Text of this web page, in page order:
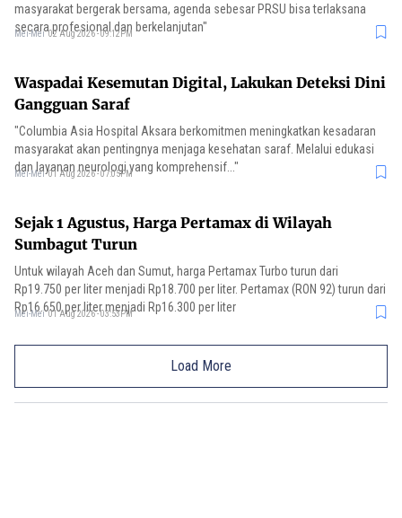
masyarakat bergerak bersama, agenda sebesar PRSU bisa terlaksana
secara profesional dan berkelanjutan"
Mei-Mei 02 Aug 2026 - 09:12PM
Waspadai Kesemutan Digital, Lakukan Deteksi Dini
Gangguan Saraf
"Columbia Asia Hospital Aksara berkomitmen meningkatkan kesadaran
masyarakat akan pentingnya menjaga kesehatan saraf. Melalui edukasi
dan layanan neurologi yang komprehensif..."
Mei-Mei 01 Aug 2026 - 07:05PM
Sejak 1 Agustus, Harga Pertamax di Wilayah
Sumbagut Turun
Untuk wilayah Aceh dan Sumut, harga Pertamax Turbo turun dari
Rp19.750 per liter menjadi Rp18.700 per liter. Pertamax (RON 92) turun dari
Rp16.650 per liter menjadi Rp16.300 per liter
Mei-Mei 01 Aug 2026 - 03:53PM
Load More